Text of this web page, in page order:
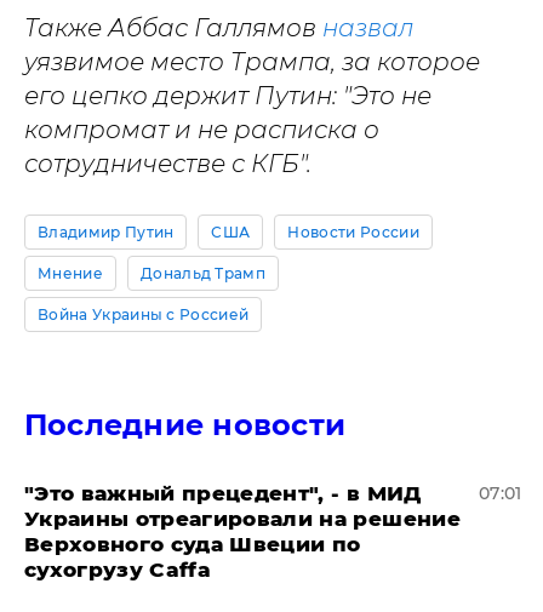
Также Аббас Галлямов назвал
уязвимое место Трампа, за которое
его цепко держит Путин: "Это не
компромат и не расписка о
сотрудничестве с КГБ".
Владимир Путин США Новости России
Мнение Дональд Трамп
Война Украины с Россией
Последние новости
"Это важный прецедент", - в МИД
Украины отреагировали на решение
Верховного суда Швеции по
сухогрузу Caffa
07:01